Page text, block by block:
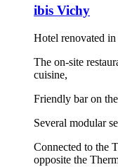
ibis Vichy
Hotel renovated
The on-site
cuisine,
Friendly bar on
Several modular
Connected to the
opposite the